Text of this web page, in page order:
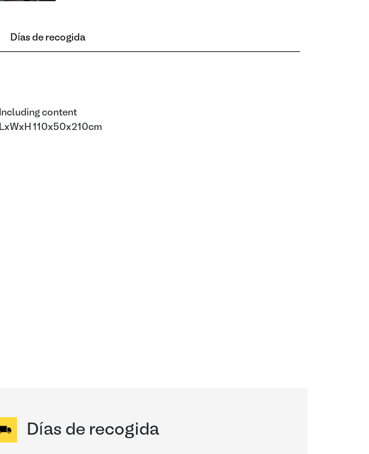
Días de recogida
Including content
LxWxH 110x50x210cm
Días de recogida